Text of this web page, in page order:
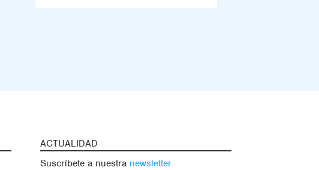
ACTUALIDAD
Suscríbete a nuestra newsletter